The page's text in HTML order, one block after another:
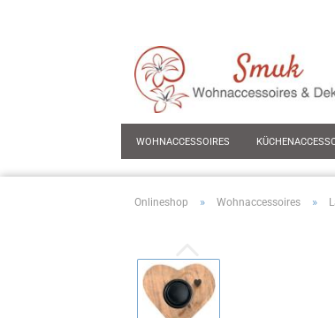
WOHNACCESSOIRES
Onlineshop » Wohnaccessoires »